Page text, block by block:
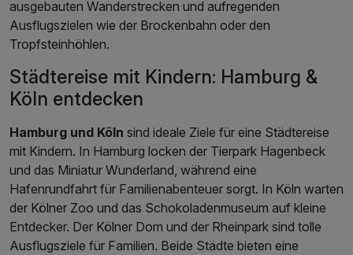
ausgebauten Wanderstrecken und aufregenden
Ausflugszielen wie der Brockenbahn oder den
Tropfsteinhöhlen.
Städtereise mit Kindern: Hamburg &
Köln entdecken
Hamburg und Köln sind ideale Ziele für eine Städtereise
mit Kindern. In Hamburg locken der Tierpark Hagenbeck
und das Miniatur Wunderland, während eine
Hafenrundfahrt für Familienabenteuer sorgt. In Köln warten
der Kölner Zoo und das Schokoladenmuseum auf kleine
Entdecker. Der Kölner Dom und der Rheinpark sind tolle
Ausflugsziele für Familien. Beide Städte bieten eine